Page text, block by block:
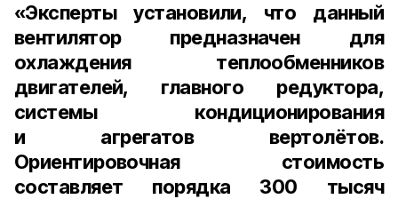
«Эксперты установили, что данный
вентилятор предназначен для
охлаждения теплообменников
двигателей, главного редуктора,
системы кондиционирования
и агрегатов вертолётов.
Ориентировочная стоимость
составляет порядка 300 тысяч